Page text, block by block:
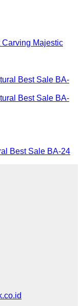
Carving Majestic
Best Sale BA-24